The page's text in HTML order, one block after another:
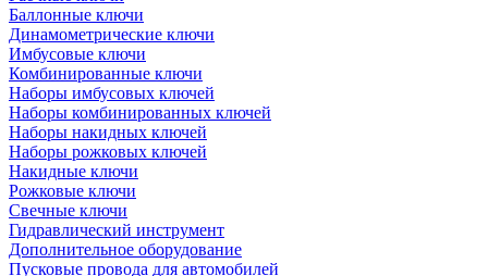
Баллонные ключи
Динамометрические ключи
Имбусовые ключи
Комбинированные ключи
Наборы имбусовых ключей
Наборы комбинированных ключей
Наборы накидных ключей
Наборы рожковых ключей
Накидные ключи
Рожковые ключи
Свечные ключи
Гидравлический инструмент
Дополнительное оборудование
Пусковые провода для автомобилей